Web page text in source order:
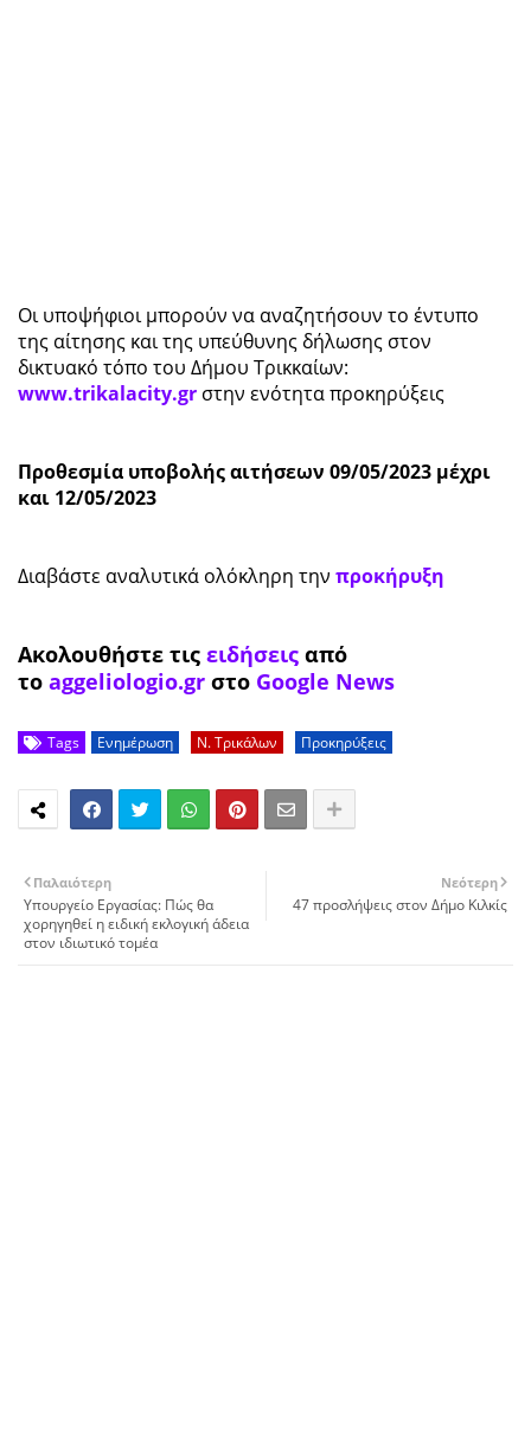
Οι υποψήφιοι μπορούν να αναζητήσουν το έντυπο
της αίτησης και της υπεύθυνης δήλωσης στον
δικτυακό τόπο του Δήμου Τρικκαίων:
www.trikalacity.gr στην ενότητα προκηρύξεις
Προθεσμία υποβολής αιτήσεων 09/05/2023 μέχρι
και 12/05/2023
Διαβάστε αναλυτικά ολόκληρη την προκήρυξη
Ακολουθήστε τις ειδήσεις από
το aggeliologio.gr στο Google News
Tags Ενημέρωση Ν. Τρικάλων Προκηρύξεις
Νεότερη
47 προσλήψεις στον Δήμο Κιλκίς
Παλαιότερη
Υπουργείο Εργασίας: Πώς θα
χορηγηθεί η ειδική εκλογική άδεια
στον ιδιωτικό τομέα